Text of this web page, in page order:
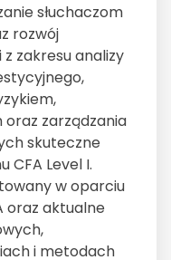
słuchaczom
rozwój
zakresu analizy
zarządzania
skuteczne
CFA Level I.
w oparciu
oraz aktualne
i metodach